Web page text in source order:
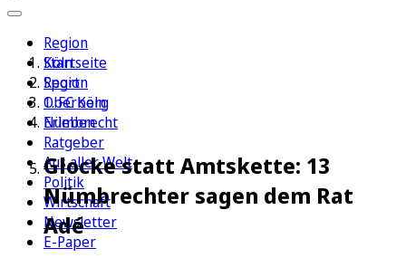
Region
Köln
Sport
1. FC Köln
Erleben
Ratgeber
Aus aller Welt
Politik
Wirtschaft
Newsletter
E-Paper
Startseite
Region
Oberberg
Nümbrecht
Glocke statt Amtskette: 13
Nümbrechter sagen dem Rat
Adé